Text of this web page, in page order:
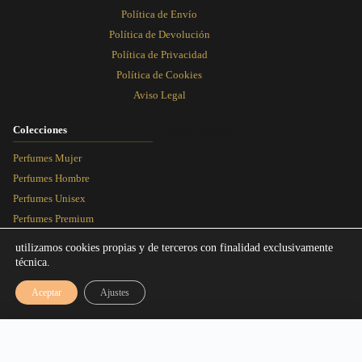
Política de Envío
Política de Devolución
Política de Privacidad
Política de Cookies
Aviso Legal
Colecciones
Perfumes Mujer
Perfumes Hombre
Perfumes Unisex
Perfumes Premium
Artículos
Equivalencias
utilizamos cookies propias y de terceros con finalidad exclusivamente
técnica.
Aceptar Ajustes